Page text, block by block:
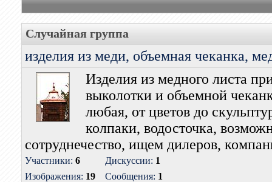
Случайная группа
изделия из меди, объемная чеканка,
Изделия из медного листа
выколотки и объемной
любая, от цветов до
колпаки, водосточка,
сотруднечество, ищем дилеров,
Участники: 6
Изображения: 19
Дискуссии: 1
Сообщения: 1